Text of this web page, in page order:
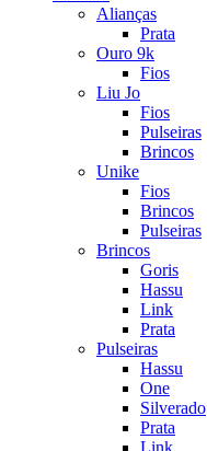
Alianças
Prata
Ouro 9k
Fios
Liu Jo
Fios
Pulseiras
Brincos
Unike
Fios
Brincos
Pulseiras
Brincos
Goris
Hassu
Link
Prata
Pulseiras
Hassu
One
Silverado
Prata
Link